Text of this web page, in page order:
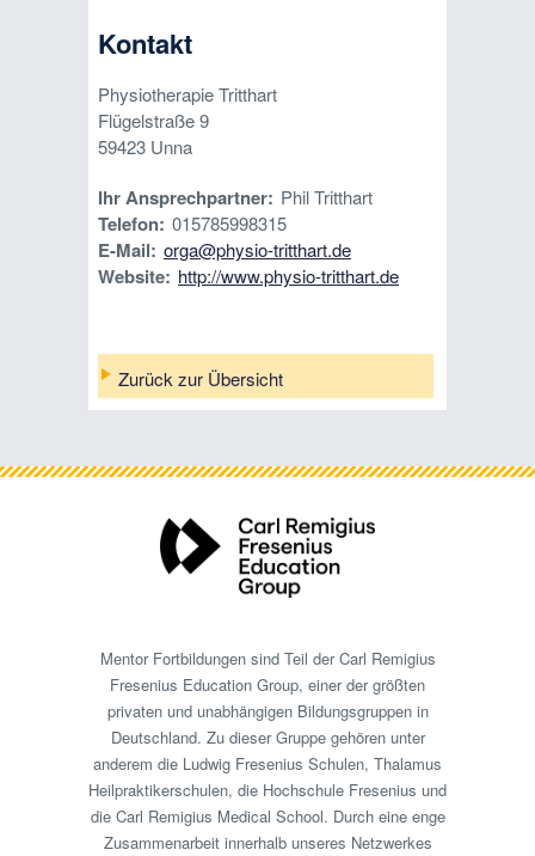
Kontakt
Physiotherapie Tritthart
Flügelstraße 9
59423 Unna
Ihr Ansprechpartner: Phil Tritthart
Telefon: 015785998315
E-Mail: orga@physio-tritthart.de
Website: http://www.physio-tritthart.de
Zurück zur Übersicht
Mentor Fortbildungen sind Teil der Carl Remigius
Fresenius Education Group, einer der größten
privaten und unabhängigen Bildungsgruppen in
Deutschland. Zu dieser Gruppe gehören unter
anderem die Ludwig Fresenius Schulen, Thalamus
Heilpraktikerschulen, die Hochschule Fresenius und
die Carl Remigius Medical School. Durch eine enge
Zusammenarbeit innerhalb unseres Netzwerkes